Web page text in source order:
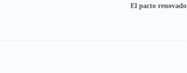
El pacto renovado